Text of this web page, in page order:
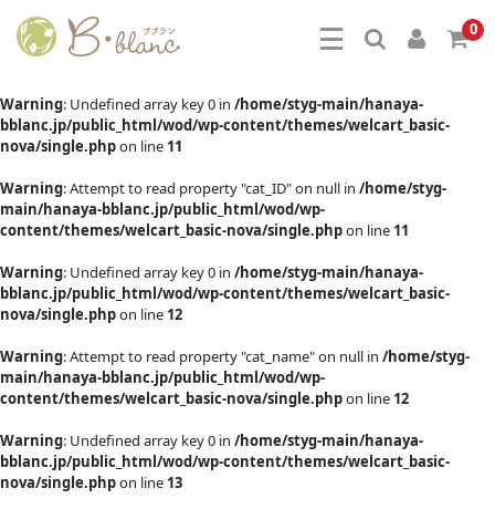
0
Warning: Undefined array key 0 in /home/styg-main/hanaya-
bblanc.jp/public_html/wod/wp-content/themes/welcart_basic-
nova/single.phpon line 11
Warning: Attempt to read property "cat_ID" on null in /home/styg-
main/hanaya-bblanc.jp/public_html/wod/wp-
content/themes/welcart_basic-nova/single.phpon line 11
Warning: Undefined array key 0 in /home/styg-main/hanaya-
bblanc.jp/public_html/wod/wp-content/themes/welcart_basic-
nova/single.phpon line 12
Warning: Attempt to read property "cat_name" on null in /home/styg-
main/hanaya-bblanc.jp/public_html/wod/wp-
content/themes/welcart_basic-nova/single.phpon line 12
Warning: Undefined array key 0 in /home/styg-main/hanaya-
bblanc.jp/public_html/wod/wp-content/themes/welcart_basic-
nova/single.phpon line 13